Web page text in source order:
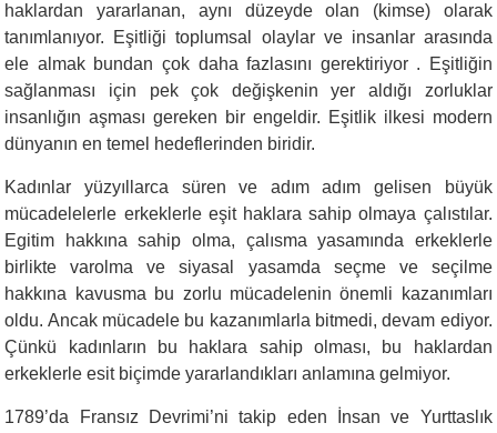
haklardan yararlanan, aynı düzeyde olan (kimse) olarak
tanımlanıyor. Eşitliği toplumsal olaylar ve insanlar arasında
ele almak bundan çok daha fazlasını gerektiriyor . Eşitliğin
sağlanması için pek çok değişkenin yer aldığı zorluklar
insanlığın aşması gereken bir engeldir. Eşitlik ilkesi modern
dünyanın en temel hedeflerinden biridir.
Kadınlar yüzyıllarca süren ve adım adım gelisen büyük
mücadelelerle erkeklerle eşit haklara sahip olmaya çalıstılar.
Egitim hakkına sahip olma, çalısma yasamında erkeklerle
birlikte varolma ve siyasal yasamda seçme ve seçilme
hakkına kavusma bu zorlu mücadelenin önemli kazanımları
oldu. Ancak mücadele bu kazanımlarla bitmedi, devam ediyor.
Çünkü kadınların bu haklara sahip olması, bu haklardan
erkeklerle esit biçimde yararlandıkları anlamına gelmiyor.
1789’da Fransız Devrimi’ni takip eden İnsan ve Yurttaslık